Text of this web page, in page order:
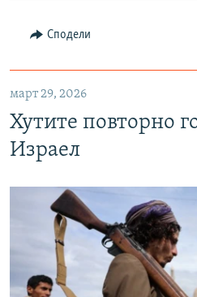
Сподели
март 29, 2026
Хутите повторно
Израел